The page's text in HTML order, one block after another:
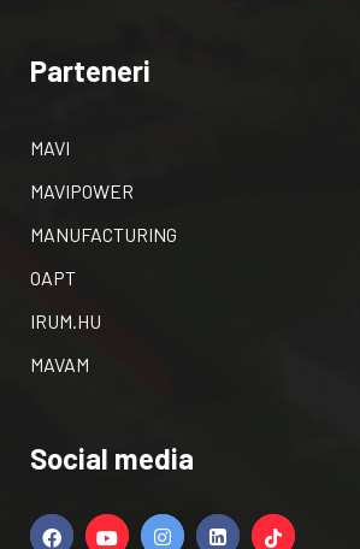
Parteneri
MAVI
MAVIPOWER
MANUFACTURING
OAPT
IRUM.HU
MAVAM
Social media